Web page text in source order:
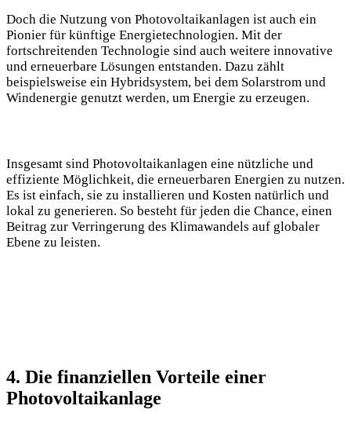
Doch die Nutzung von ⁢Photovoltaikanlagen ist ⁤auch ein⁢
Pionier für künftige⁤ Energietechnologien.‌ Mit der
⁢fortschreitenden Technologie⁤ sind auch weitere innovative
und erneuerbare Lösungen entstanden. ‍Dazu zählt
beispielsweise ein Hybridsystem, bei dem Solarstrom‌ und
Windenergie genutzt werden, um Energie zu erzeugen.
Insgesamt sind​ Photovoltaikanlagen eine nützliche​ und
effiziente Möglichkeit, die erneuerbaren Energien zu​ nutzen.
Es ist ‌einfach, sie zu installieren und Kosten natürlich und
lokal zu generieren. So besteht ⁢für jeden die Chance, einen
Beitrag zur Verringerung des Klimawandels auf globaler
Ebene zu leisten.
4. Die finanziellen Vorteile⁣ einer
Photovoltaikanlage